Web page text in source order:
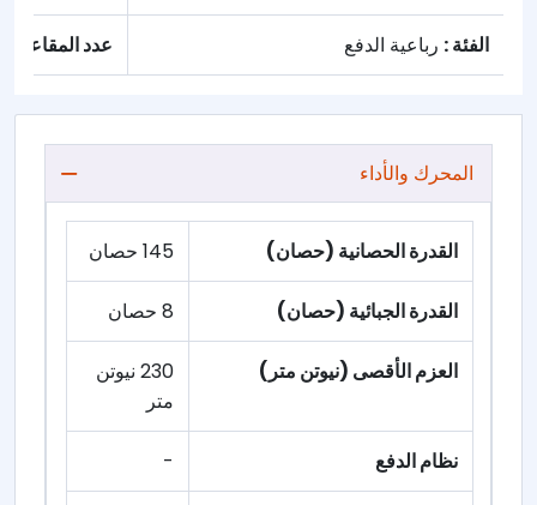
الفئة : رباعية الدفع عدد المقاعد :
المحرك والأداء
القدرة الحصانية (حصان) 145 حصان
القدرة الجبائية (حصان) 8 حصان
العزم الأقصى (نيوتن متر)
230 نيوتن
متر
نظام الدفع -